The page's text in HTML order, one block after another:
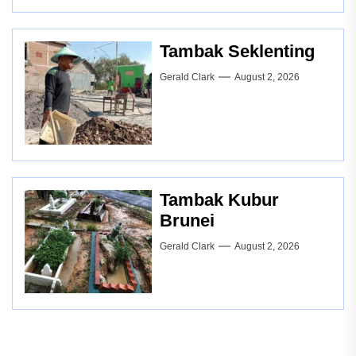
Tambak Seklenting
Gerald Clark August 2, 2026
Tambak Kubur
Brunei
Gerald Clark August 2, 2026